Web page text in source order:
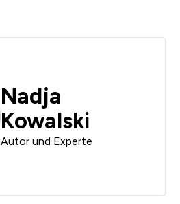
Nadja
Kowalski
Autor und Experte